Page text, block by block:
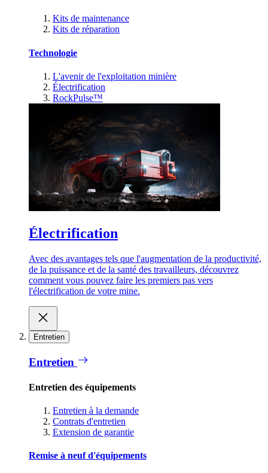
Kits de maintenance
Kits de réparation
Technologie
L'avenir de l'exploitation minière
Électrification
RockPulse™
Électrification
Avec des avantages tels que l'augmentation de la productivité,
de la puissance et de la santé des travailleurs, découvrez
comment vous pouvez faire les premiers pas vers
l'électrification de votre mine.
Entretien
Entretien
Entretien des équipements
Entretien à la demande
Contrats d'entretien
Extension de garantie
Remise à neuf d'équipements